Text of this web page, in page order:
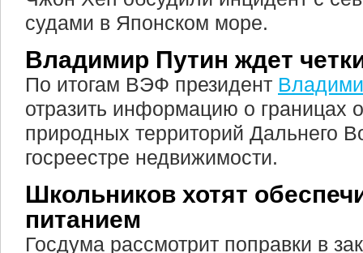
судами в Японском море.
Владимир Путин ждет
По итогам ВЭФ президент
отразить информацию о границах
природных территорий Дальнего
госреестре недвижимости.
Школьников хотят
питанием
Госдума рассмотрит поправки в